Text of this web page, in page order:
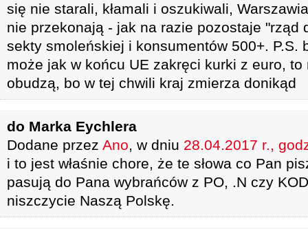
się nie starali, kłamali i oszukiwali,
nie przekonają - jak na razie pozostaje "rząd
sekty smoleńskiej i konsumentów 500+. P.S.
może jak w końcu UE zakręci kurki z euro,
obudzą, bo w tej chwili kraj zmierza donikąd
do Marka Eychlera
Dodane przez Ano, w dniu 28.04.2017 r.,
i to jest właśnie chore, że te słowa co Pan
pasują do Pana wybrańców z PO, .N czy
niszczycie Naszą Polskę.